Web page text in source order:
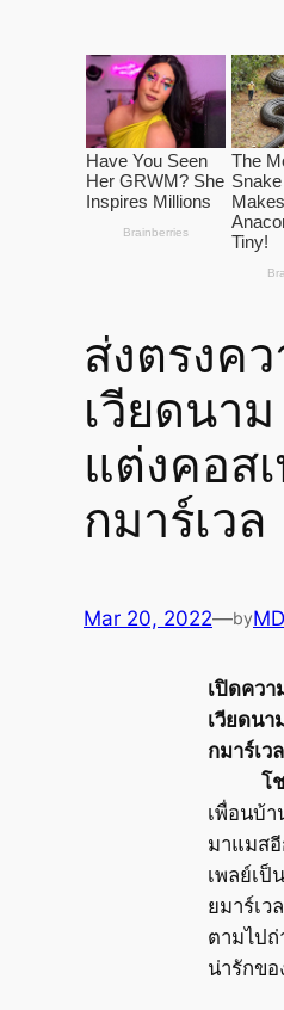
ส่งตรงค
เวียดนา
แต่งคอส
กมาร์เวล
Mar 20, 2022—by
เปิดควา
เวียดนา
กมาร์เ
โช
เพื่อนบ้า
มาแมส
เพลย์เป็
ยมาร์เ
ตามไป
น่ารักขอ